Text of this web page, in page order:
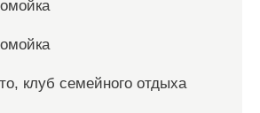
клуб семейного отдыха